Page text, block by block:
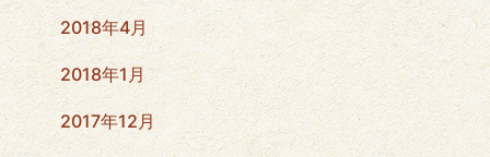
2018年4月
2018年1月
2017年12月